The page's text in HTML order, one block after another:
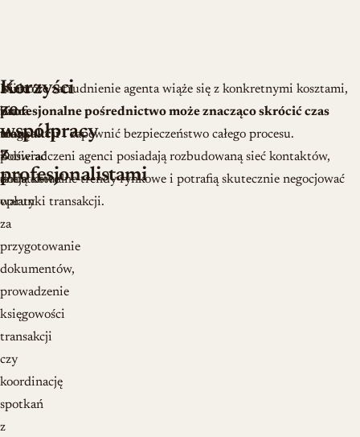
Niektóre
biura
mogą
pobierać
dodatkowe
opłaty
za
przygotowanie
dokumentów,
prowadzenie
księgowości
transakcji
czy
koordinację
spotkań
z
Korzyści
ze
współpracy
z
profesjonalistami
Mimo że zatrudnienie agenta wiąże się z konkretnymi kosztami,
profesjonalne pośrednictwo może znacząco skrócić czas
transakcjii zapewnić bezpieczeństwo całego procesu.
Doświadczeni agenci posiadają rozbudowaną sieć kontaktów,
znają aktualne trendy rynkowe i potrafią skutecznie negocjować
warunki transakcji.